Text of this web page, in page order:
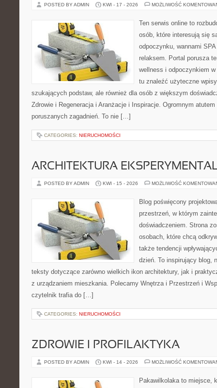
POSTED BY ADMIN KWI - 17 - 2026 MOŻLIWOŚĆ
Ten serwis online to
osób, które interesują się
odpoczynku, wannami
relaksem. Portal porusza
wellness i odpoczynkiem
tu znaleźć użyteczne
szukających podstaw, ale również dla osób z większym
Zdrowie i Regeneracja i Aranżacje i Inspiracje. Ogromnym
poruszanych zagadnień. To nie […]
CATEGORIES: NIERUCHOMOŚCI
ARCHITEKTURA
POSTED BY ADMIN KWI - 15 - 2026 MOŻLIWOŚĆ
Blog poświęcony
przestrzeń, w którym
doświadczeniem. Strona
osobach, które chcą
także tendencji
dzień. To inspirujący blog,
teksty dotyczące zarówno wielkich ikon architektury, jak i
z urządzaniem mieszkania. Polecamy Wnętrza i Przestrzeń i
czytelnik trafia do […]
CATEGORIES: NIERUCHOMOŚCI
ZDROWIE I PROFILAKTYKA
POSTED BY ADMIN KWI - 14 - 2026 MOŻLIWOŚĆ
Pakawilkolaka to miejsce,